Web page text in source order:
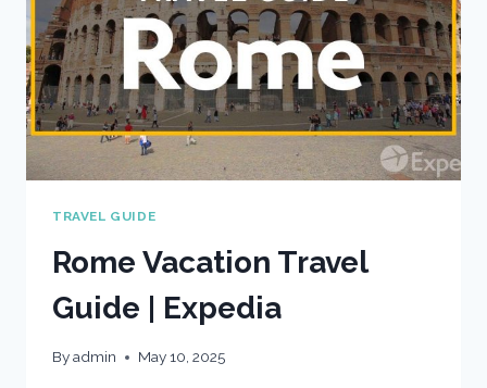
TRAVEL GUIDE
Rome Vacation Travel
Guide | Expedia
Byadmin May 10, 2025